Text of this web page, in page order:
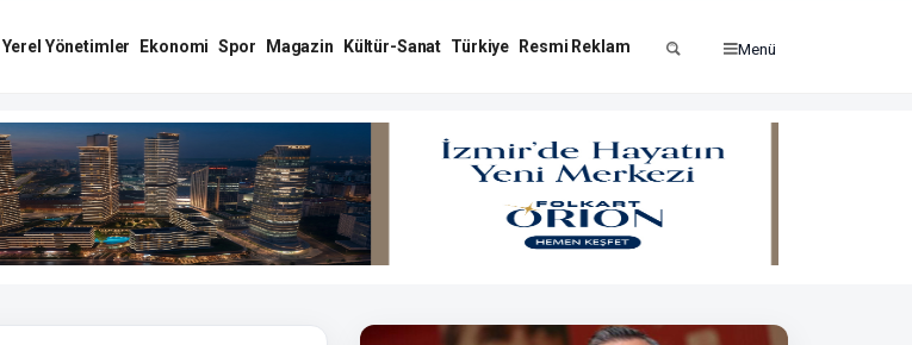
Yerel Yönetimler Ekonomi Spor Magazin Kültür-Sanat Türkiye Resmi Reklam Menü